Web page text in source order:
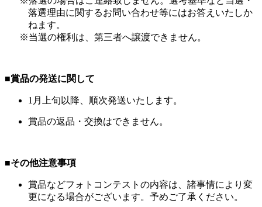
落選理由に関するお問い合わせ等にはお答えいたしか
ねます。
※当選の権利は、第三者へ譲渡できません。
■賞品の発送に関して
1月上旬以降、順次発送いたします。
賞品の返品・交換はできません。
■その他注意事項
賞品などフォトコンテストの内容は、諸事情により変
更になる場合がございます。予めご了承ください。